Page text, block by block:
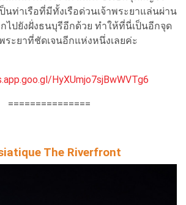
นท่าเรือที่มีทั้งเรือด่วนเจ้าพระยาแล่นผ่าน
ไปยังฝั่งธนบุรีอีกด้วย ทำให้ที่นี่เป็นอีกจุด
ะยาที่ชัดเจนอีกแห่งหนึ่งเลยค่ะ
HyXUmjo7sjBwWVTg6
===============
The Riverfront